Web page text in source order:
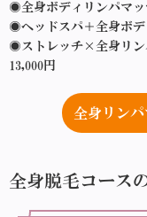
◉全身ボディリンパマッ
◉ヘッドスパ＋全身ボデ
◉ストレッチ×全身リン
13,000円
全身リン
全身脱毛コース